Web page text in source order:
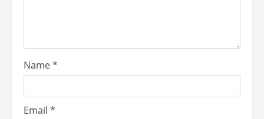
Name*
Email *